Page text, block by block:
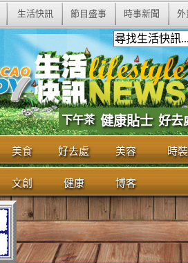
生活快訊 節目盛事 時事新聞 外
下午茶 健康貼士 好去
美食 好去處 美容 時裝
文創 健康 博客